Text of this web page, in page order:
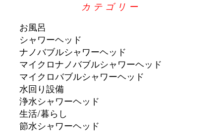
カテゴリー
お風呂
シャワーヘッド
ナノバブルシャワーヘッド
マイクロナノバブルシャワーヘッド
マイクロバブルシャワーヘッド
水回り設備
浄水シャワーヘッド
生活/暮らし
節水シャワーヘッド